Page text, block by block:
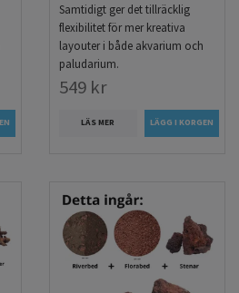
Samtidigt ger det tillräcklig
flexibilitet för mer kreativa
layouter i både akvarium och
paludarium.
549 kr
LÄS MER